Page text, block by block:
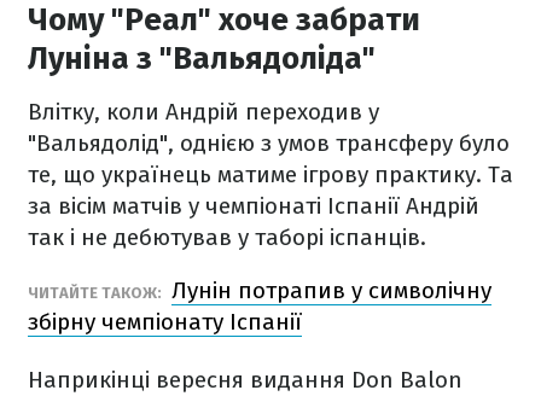
Чому "Реал" хоче забрати
Луніна з "Вальядоліда"
Влітку, коли Андрій переходив у
"Вальядолід", однією з умов трансферу було
те, що українець матиме ігрову практику. Та
за вісім матчів у чемпіонаті Іспанії Андрій
так і не дебютував у таборі іспанців.
ЧИТАЙТЕ ТАКОЖ: Лунін потрапив у символічну
збірну чемпіонату Іспанії
Наприкінці вересня видання Don Balon